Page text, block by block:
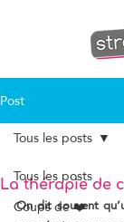
Post
Tous les posts
Coups de ❤️
Tous les posts
La thérapie de
On dit souvent